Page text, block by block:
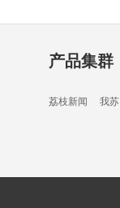
产品集群
荔枝新闻 我苏